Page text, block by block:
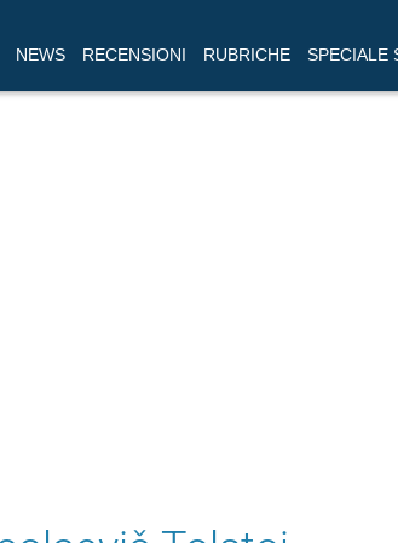
NEWS RECENSIONI RUBRICHE SPECIALE